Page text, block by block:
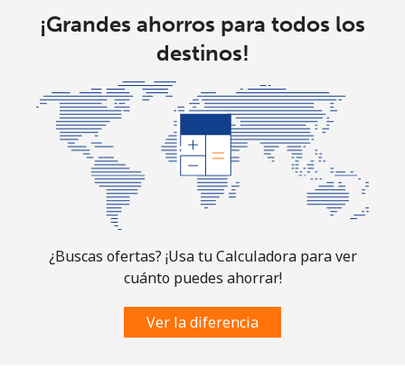
¡Grandes ahorros para todos los
destinos!
¿Buscas ofertas? ¡Usa tu Calculadora para ver
cuánto puedes ahorrar!
Ver la diferencia